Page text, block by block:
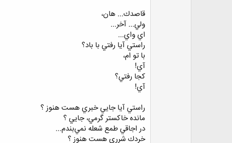
قاصدك... هان،
ولي... آخر...
اي واي...
راستي آيا رفتي با باد؟
با تو ام،
آي!
كجا رفتي؟
آي!
راستي آيا جايي خبري هست هنوز ؟
مانده خاكستر گرمي، جايي ؟
در اجاقي طمع شعله نمي‌بندم...
خردك شرري هست هنوز ؟